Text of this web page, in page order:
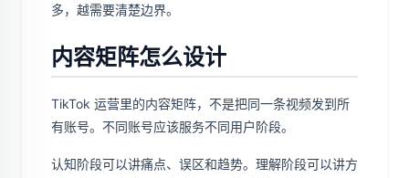
多，越需要清楚边界。
内容矩阵怎么设计
TikTok 运营里的内容矩阵，不是把同一条视频发到所
有账号。不同账号应该服务不同用户阶段。
认知阶段可以讲痛点、误区和趋势。理解阶段可以讲方